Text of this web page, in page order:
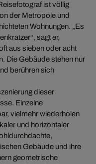
ist völlig
der Metropole und
Wohnungen. „Es
sagt er,
aus sieben oder acht
Die Gebäude stehen nur
berühren sich
dieser
Einzelne
vielmehr wiederholen
und horizontaler
Gebäude und ihre
geometrische